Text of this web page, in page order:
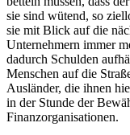
sie sind wütend, so
sie mit Blick auf die
Unternehmern immer
dadurch Schulden
Menschen auf die
Ausländer, die ihnen
in der Stunde der
Finanzorganisationen.